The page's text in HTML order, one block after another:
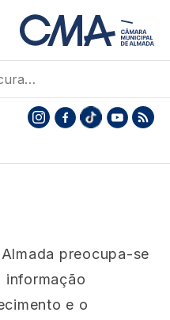
preocupa-se
informação
e o